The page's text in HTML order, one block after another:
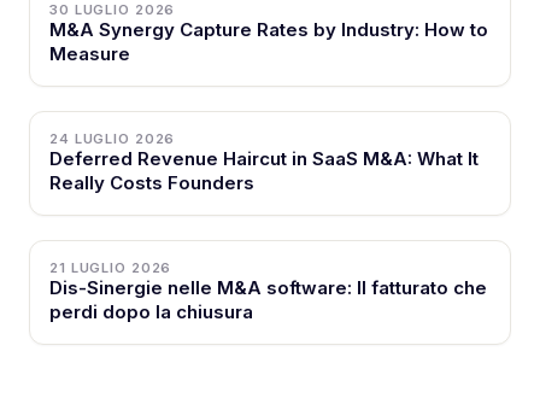
30 LUGLIO 2026
M&A Synergy Capture Rates by Industry: How to
Measure
24 LUGLIO 2026
Deferred Revenue Haircut in SaaS M&A: What It
Really Costs Founders
21 LUGLIO 2026
Dis-Sinergie nelle M&A software: Il fatturato che
perdi dopo la chiusura